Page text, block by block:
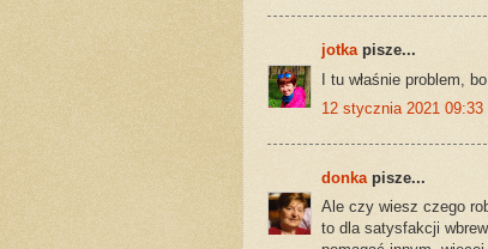
jotkapisze...
I tu właśnie problem,
12 stycznia 2021 09:33
donka pisze...
Ale czy wiesz czego
to dla satysfakcji